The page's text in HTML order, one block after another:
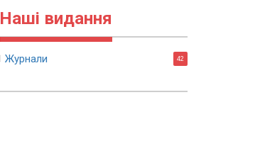
Наші видання
Журнали 42